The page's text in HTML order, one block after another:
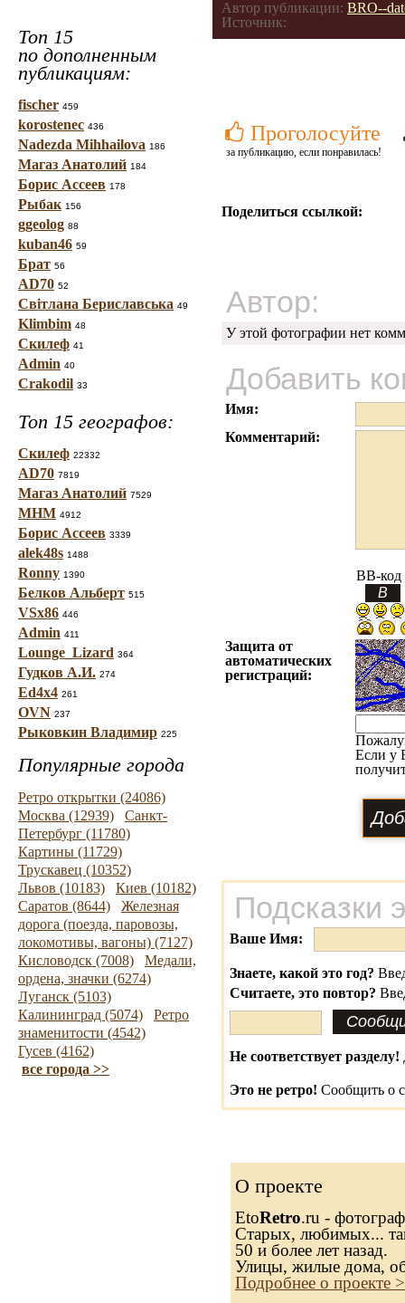
Топ 15
по дополненным
публикациям:
fischer 459
korostenec 436
Nadezda Mihhailova 186
Магаз Анатолий 184
Борис Ассеев 178
Рыбак 156
ggeolog 88
kuban46 59
Брат 56
AD70 52
Світлана Бериславська 49
Klimbim 48
Скилеф 41
Admin 40
Crakodil 33
Топ 15 географов:
Скилеф 22332
AD70 7819
Магаз Анатолий 7529
МНМ 4912
Борис Ассеев 3339
alek48s 1488
Ronny 1390
Белков Альберт 515
VSx86 446
Admin 411
Lounge_Lizard 364
Гудков А.И. 274
Ed4x4 261
OVN 237
Рыковкин Владимир 225
Популярные города
Ретро открытки (24086)
Москва (12939)
Санкт-
Петербург (11780)
Картины (11729)
Трускавец (10352)
Львов (10183)
Киев (10182)
Саратов (8644)
Железная
дорога (поезда, паровозы,
локомотивы, вагоны) (7127)
Кисловодск (7008)
Медали,
ордена, значки (6274)
Луганск (5103)
Калининград (5074)
Ретро
знаменитости (4542)
Гусев (4162)
все города >>
Автор публикации: BRO--
Источник:
Проголосуйте
за публикацию, если понравилась!
Поделиться ссылкой:
Автор:
У этой фотографии нет
Добавить
Имя:
Комментарий:
BB-код
Защита от
автоматических
регистраций:
Если у
Подсказки
Ваше Имя:
Знаете, какой это год?
Считаете, это повтор?
Не соответствует разделу!
Это не ретро! Сообщить о
О проекте
EtoRetro.ru -
Старых, любимых...
50 и более лет назад.
Улицы, жилые дома,
Подробнее о проекте